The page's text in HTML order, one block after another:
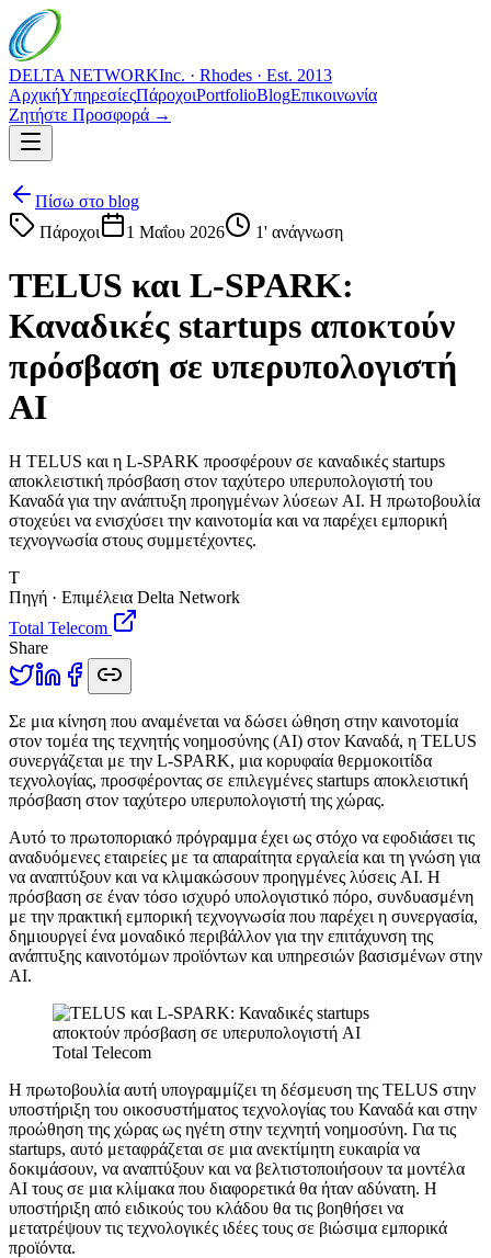
DELTA NETWORKInc. · Rhodes · Est. 2013
ΑρχικήΥπηρεσίεςΠάροχοιPortfolioBlogΕπικοινωνία
Ζητήστε Προσφορά →
Πίσω στο blog
Πάροχοι
1 Μαΐου 2026 1' ανάγνωση
TELUS και L-SPARK:
Καναδικές startups αποκτούν
πρόσβαση σε υπερυπολογιστή
AI
Η TELUS και η L-SPARK προσφέρουν σε καναδικές startups
αποκλειστική πρόσβαση στον ταχύτερο υπερυπολογιστή του
Καναδά για την ανάπτυξη προηγμένων λύσεων AI. Η πρωτοβουλία
στοχεύει να ενισχύσει την καινοτομία και να παρέχει εμπορική
τεχνογνωσία στους συμμετέχοντες.
T
Πηγή · Επιμέλεια Delta Network
Total Telecom
Share
Σε μια κίνηση που αναμένεται να δώσει ώθηση στην καινοτομία
στον τομέα της τεχνητής νοημοσύνης (AI) στον Καναδά, η TELUS
συνεργάζεται με την L-SPARK, μια κορυφαία θερμοκοιτίδα
τεχνολογίας, προσφέροντας σε επιλεγμένες startups αποκλειστική
πρόσβαση στον ταχύτερο υπερυπολογιστή της χώρας.
Αυτό το πρωτοποριακό πρόγραμμα έχει ως στόχο να εφοδιάσει τις
αναδυόμενες εταιρείες με τα απαραίτητα εργαλεία και τη γνώση για
να αναπτύξουν και να κλιμακώσουν προηγμένες λύσεις AI. Η
πρόσβαση σε έναν τόσο ισχυρό υπολογιστικό πόρο, συνδυασμένη
με την πρακτική εμπορική τεχνογνωσία που παρέχει η συνεργασία,
δημιουργεί ένα μοναδικό περιβάλλον για την επιτάχυνση της
ανάπτυξης καινοτόμων προϊόντων και υπηρεσιών βασισμένων στην
AI.
Total Telecom
Η πρωτοβουλία αυτή υπογραμμίζει τη δέσμευση της TELUS στην
υποστήριξη του οικοσυστήματος τεχνολογίας του Καναδά και στην
προώθηση της χώρας ως ηγέτη στην τεχνητή νοημοσύνη. Για τις
startups, αυτό μεταφράζεται σε μια ανεκτίμητη ευκαιρία να
δοκιμάσουν, να αναπτύξουν και να βελτιστοποιήσουν τα μοντέλα
AI τους σε μια κλίμακα που διαφορετικά θα ήταν αδύνατη. Η
υποστήριξη από ειδικούς του κλάδου θα τις βοηθήσει να
μετατρέψουν τις τεχνολογικές ιδέες τους σε βιώσιμα εμπορικά
προϊόντα.